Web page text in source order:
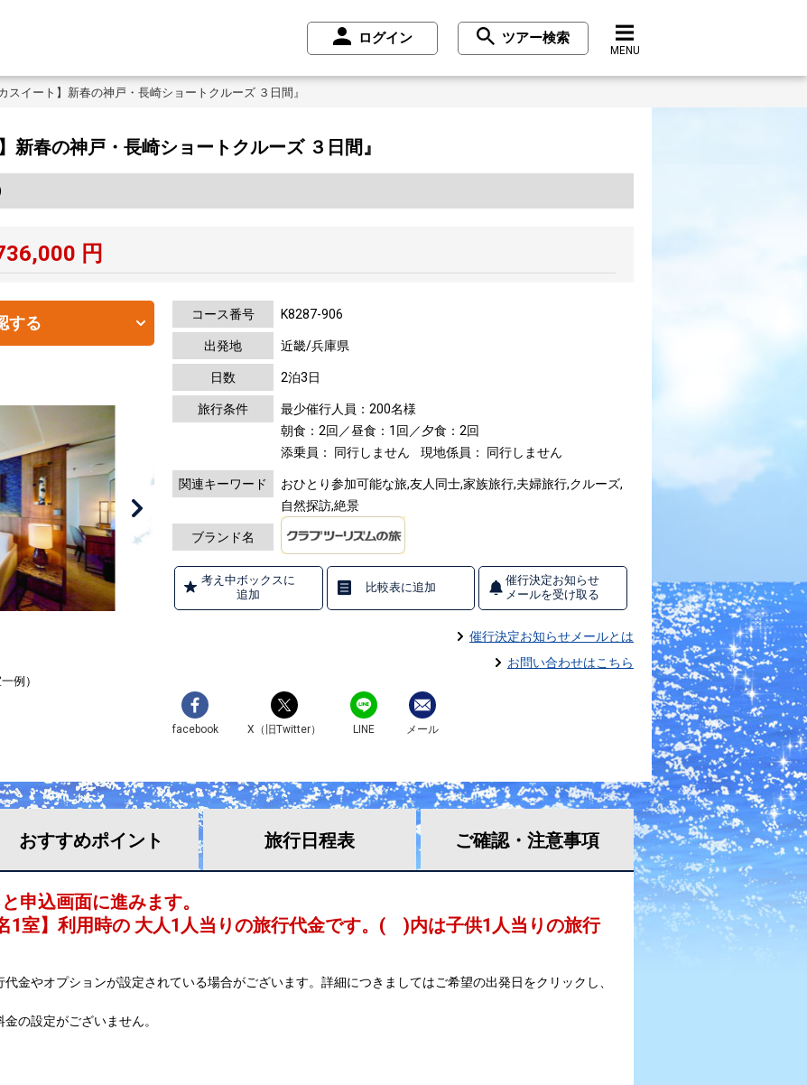
ログイン ツアー検索
MENU
スイート】新春の神戸・長崎ショートクルーズ ３日間』
新春の神戸・長崎ショートクルーズ ３日間』
円
する
例）
コース番号 K8287-906
出発地 近畿/兵庫県
日数 2泊3日
旅行条件
最少催行人員：200名様
朝食：2回／昼食：1回／夕食：2回
添乗員： 同行しません
現地係員： 同行しません
関連キーワード
おひとり参加可能な旅,友人同士,家族旅行,夫婦旅行,クルーズ,
自然探訪,絶景
ブランド名
考え中ボックスに
追加
比較表に追加
催行決定お知らせ
メールを受け取る
催行決定お知らせメールとは
お問い合わせはこちら
facebook X（旧Twitter） LINE メール
おすすめポイント 旅行日程表 ご確認・ 注意事項
申込画面に進みます。
1室】利用時の 大人1人当りの旅行代金です。 ( )内は子供1人当りの旅行
金やオプションが設定されている場合がございます。詳細につきましてはご希望の出発日をクリックし、
の設定がございません。